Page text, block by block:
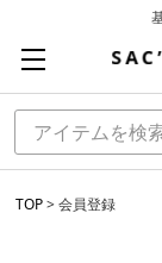
お
TOP 会員登録